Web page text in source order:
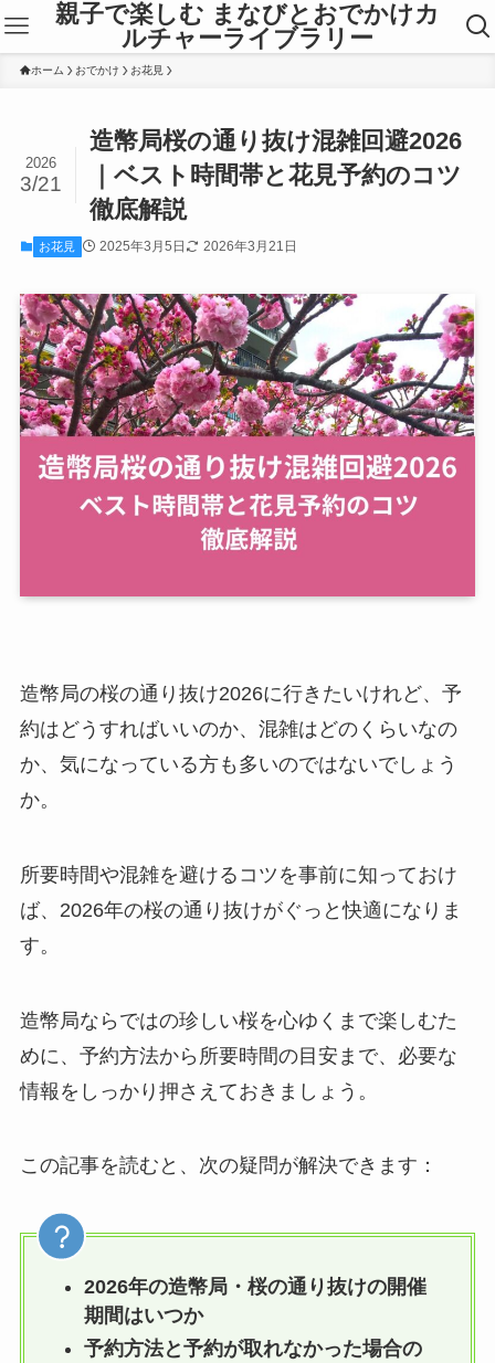
親子で楽しむ まなびとおでかけカ
ルチャーライブラリー
ホーム おでかけ お花見
造幣局桜の通り抜け混雑回避2026
｜ベスト時間帯と花見予約のコツ
徹底解説
2026
3/21
お花見 2025年3月5日 2026年3月21日
造幣局の桜の通り抜け2026に行きたいけれど、予
約はどうすればいいのか、混雑はどのくらいなの
か、気になっている方も多いのではないでしょう
か。
所要時間や混雑を避けるコツを事前に知っておけ
ば、2026年の桜の通り抜けがぐっと快適になりま
す。
造幣局ならではの珍しい桜を心ゆくまで楽しむた
めに、予約方法から所要時間の目安まで、必要な
情報をしっかり押さえておきましょう。
この記事を読むと、次の疑問が解決できます：
2026年の造幣局・桜の通り抜けの開催
期間はいつか
予約方法と予約が取れなかった場合の